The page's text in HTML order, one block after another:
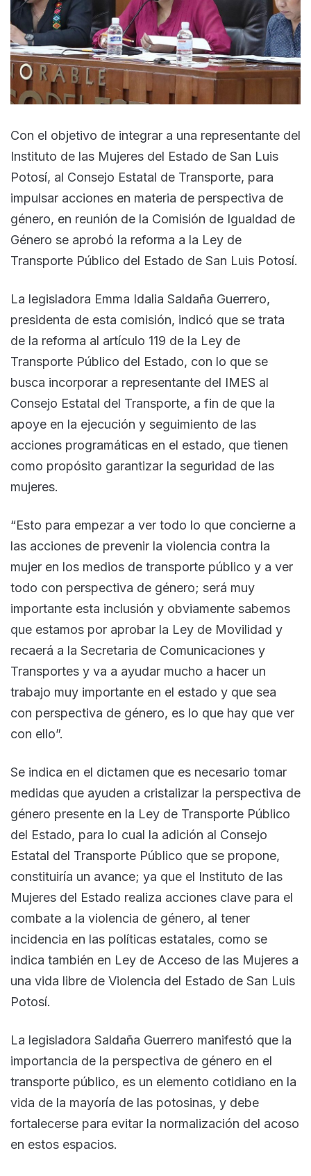
Con el objetivo de integrar a una representante del
Instituto de las Mujeres del Estado de San Luis
Potosí, al Consejo Estatal de Transporte, para
impulsar acciones en materia de perspectiva de
género, en reunión de la Comisión de Igualdad de
Género se aprobó la reforma a la Ley de
Transporte Público del Estado de San Luis Potosí.
La legisladora Emma Idalia Saldaña Guerrero,
presidenta de esta comisión, indicó que se trata
de la reforma al artículo 119 de la Ley de
Transporte Público del Estado, con lo que se
busca incorporar a representante del IMES al
Consejo Estatal del Transporte, a fin de que la
apoye en la ejecución y seguimiento de las
acciones programáticas en el estado, que tienen
como propósito garantizar la seguridad de las
mujeres.
“Esto para empezar a ver todo lo que concierne a
las acciones de prevenir la violencia contra la
mujer en los medios de transporte público y a ver
todo con perspectiva de género; será muy
importante esta inclusión y obviamente sabemos
que estamos por aprobar la Ley de Movilidad y
recaerá a la Secretaria de Comunicaciones y
Transportes y va a ayudar mucho a hacer un
trabajo muy importante en el estado y que sea
con perspectiva de género, es lo que hay que ver
con ello”.
Se indica en el dictamen que es necesario tomar
medidas que ayuden a cristalizar la perspectiva de
género presente en la Ley de Transporte Público
del Estado, para lo cual la adición al Consejo
Estatal del Transporte Público que se propone,
constituiría un avance; ya que el Instituto de las
Mujeres del Estado realiza acciones clave para el
combate a la violencia de género, al tener
incidencia en las políticas estatales, como se
indica también en Ley de Acceso de las Mujeres a
una vida libre de Violencia del Estado de San Luis
Potosí.
La legisladora Saldaña Guerrero manifestó que la
importancia de la perspectiva de género en el
transporte público, es un elemento cotidiano en la
vida de la mayoría de las potosinas, y debe
fortalecerse para evitar la normalización del acoso
en estos espacios.